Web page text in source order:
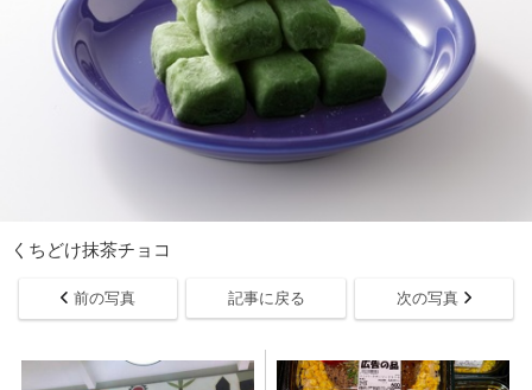
くちどけ抹茶チョコ
前の写真 記事に戻る 次の写真